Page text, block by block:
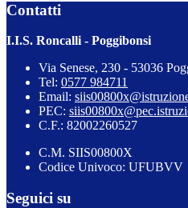
Contatti
I.I.S. Roncalli - Poggibonsi
Via Senese, 230 - 53036
Tel: 0577 984711
Email:
PEC:
C.F.: 82002260527
C.M. SIIS00800X
Codice Univoco: UFUBVV
Seguici su